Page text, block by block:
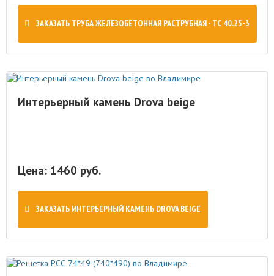
ЗАКАЗАТЬ ТРУБА ЖЕЛЕЗОБЕТОННАЯ РАСТРУБНАЯ - ТС 40.25-3
Интерьерный камень Drova beige
Цена: 1460 руб.
ЗАКАЗАТЬ ИНТЕРЬЕРНЫЙ КАМЕНЬ DROVA BEIGE